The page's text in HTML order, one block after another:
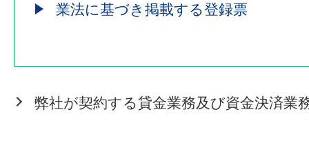
業法に基づき掲載する登録票
弊社が契約する貸金業務及び資金決済業